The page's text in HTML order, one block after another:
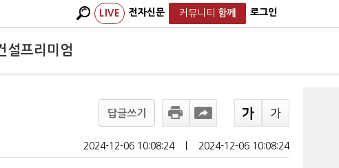
LIVE 전자신문 커뮤니티 함께 로그인
설프리미엄
답글쓰기
2024-12-06 10:08:24 2024-12-06 10:08:24